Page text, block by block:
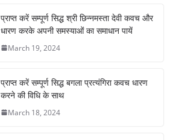
प्राप्त करें सम्पूर्ण सिद्ध श्री छिन्नमस्ता देवी कवच और
धारण करके अपनी समस्याओं का समाधान पायें
March 19, 2024
प्राप्त करें सम्पूर्ण सिद्ध बगला प्रत्यंगिरा कवच धारण
करने की विधि के साथ
March 18, 2024